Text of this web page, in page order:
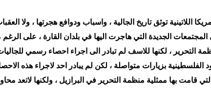
اللاتينية توثق تاريخ الجالية ، واسباب ودوافع هجرتها ، ولا
الجديدة التي هاجرت اليها في بلدان القارة ، على
التحرير ، لكنها للاسف لم تبادر الى اجراء احصاء رسمي
الفلسطينية بزيارات متواصلة ، لكن لم يبادر احد لاجراء هذه
بها ممثلية منظمة التحرير في البرازيل ، ولكنها لاتعد